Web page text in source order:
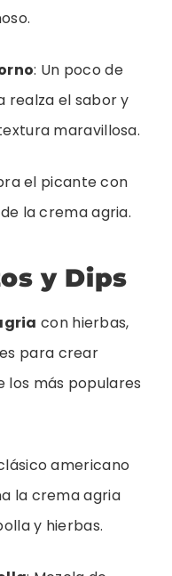
: Un poco de
realza el sabor y
maravillosa.
el picante con
la crema agria.
y Dips
con hierbas,
para crear
los más populares
americano
la crema agria
y hierbas.